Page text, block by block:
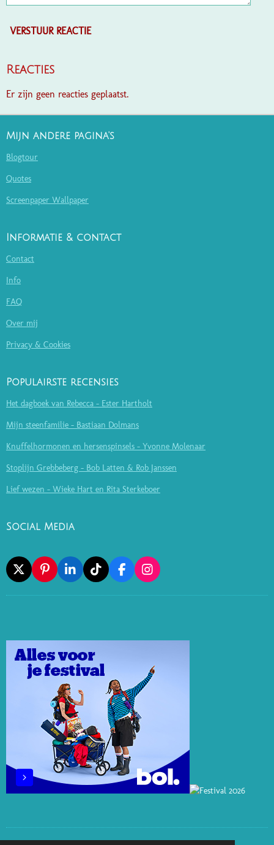
VERSTUUR REACTIE
Reacties
Er zijn geen reacties geplaatst.
Mijn andere pagina's
Blogtour
Quotes
Screenpaper Wallpaper
Informatie & contact
Contact
Info
FAQ
Over mij
Privacy & Cookies
Populairste recensies
Het dagboek van Rebecca - Ester Hartholt
Mijn steenfamilie - Bastiaan Dolmans
Knuffelhormonen en hersenspinsels - Yvonne Molenaar
Stoplijn Grebbeberg - Bob Latten & Rob Janssen
Lief wezen - Wieke Hart en Rita Sterkeboer
Social Media
X
P
I
N
E
S
T
L
I
N
I
N
T
I
K
F
A
C
O
I
N
S
R
M